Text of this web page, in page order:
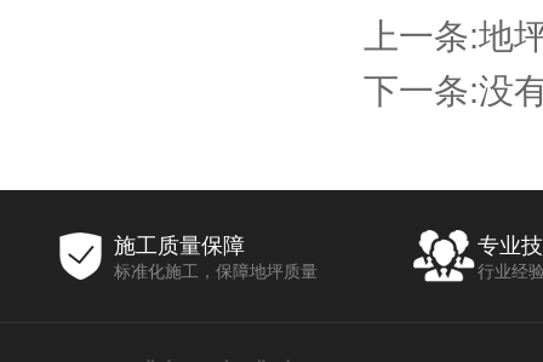
上一条:地
下一条:没
施工质量保障
标准化施工，保障地坪质量
专业
行业经